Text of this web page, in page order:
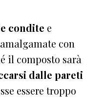
condite e
con
il composto sarà
dalle pareti
essere troppo